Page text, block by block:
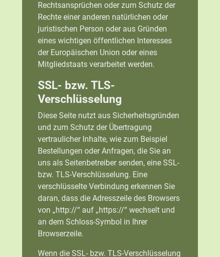
Rechtsansprüchen oder zum Schutz der
Rechte einer anderen natürlichen oder
juristischen Person oder aus Gründen
eines wichtigen öffentlichen Interesses
der Europäischen Union oder eines
Mitgliedstaats verarbeitet werden.
SSL- bzw. TLS-
Verschlüsselung
Diese Seite nutzt aus Sicherheitsgründen
und zum Schutz der Übertragung
vertraulicher Inhalte, wie zum Beispiel
Bestellungen oder Anfragen, die Sie an
uns als Seitenbetreiber senden, eine SSL-
bzw. TLS-Verschlüsselung. Eine
verschlüsselte Verbindung erkennen Sie
daran, dass die Adresszeile des Browsers
von „http://“ auf „https://“ wechselt und
an dem Schloss-Symbol in Ihrer
Browserzeile.
Wenn die SSL- bzw. TLS-Verschlüsselung